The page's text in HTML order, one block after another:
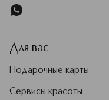
Для вас
Подарочные карты
Сервисы красоты